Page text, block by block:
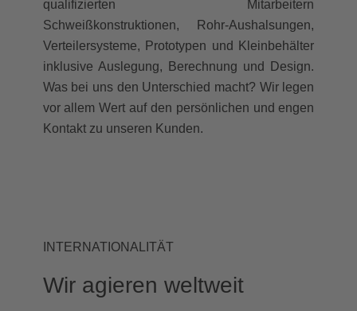
qualifizierten Mitarbeitern
Schweißkonstruktionen, Rohr-Aushalsungen,
Verteilersysteme, Prototypen und Kleinbehälter
inklusive Auslegung, Berechnung und Design.
Was bei uns den Unterschied macht? Wir legen
vor allem Wert auf den persönlichen und engen
Kontakt zu unseren Kunden.
Wir agieren weltweit
INTERNATIONALITÄT